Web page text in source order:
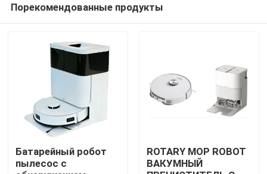
Порекомендованные продукты
Батарейный робот
пылесос с
ROTARY MOP ROBOT
ВАКУМНЫЙ